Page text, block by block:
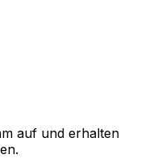
auf und erhalten